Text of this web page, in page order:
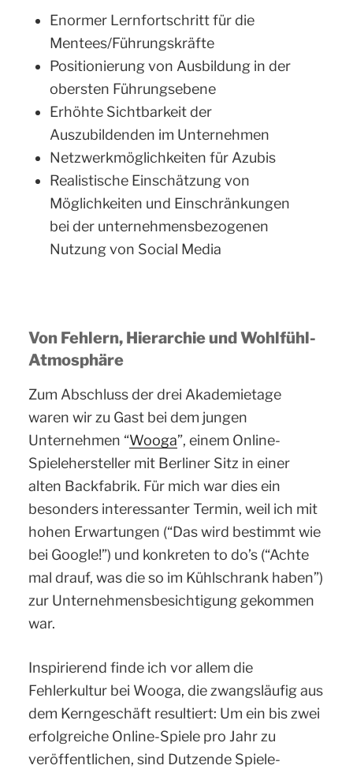
Enormer Lernfortschritt für die
Mentees/Führungskräfte
Positionierung von Ausbildung in der
obersten Führungsebene
Erhöhte Sichtbarkeit der
Auszubildenden im Unternehmen
Netzwerkmöglichkeiten für Azubis
Realistische Einschätzung von
Möglichkeiten und Einschränkungen
bei der unternehmensbezogenen
Nutzung von Social Media
Von Fehlern, Hierarchie und Wohlfühl-
Atmosphäre
Zum Abschluss der drei Akademietage
waren wir zu Gast bei dem jungen
Unternehmen “Wooga”, einem Online-
Spielehersteller mit Berliner Sitz in einer
alten Backfabrik. Für mich war dies ein
besonders interessanter Termin, weil ich mit
hohen Erwartungen (“Das wird bestimmt wie
bei Google!”) und konkreten to do’s (“Achte
mal drauf, was die so im Kühlschrank haben”)
zur Unternehmensbesichtigung gekommen
war.
Inspirierend finde ich vor allem die
Fehlerkultur bei Wooga, die zwangsläufig aus
dem Kerngeschäft resultiert: Um ein bis zwei
erfolgreiche Online-Spiele pro Jahr zu
veröffentlichen, sind Dutzende Spiele-